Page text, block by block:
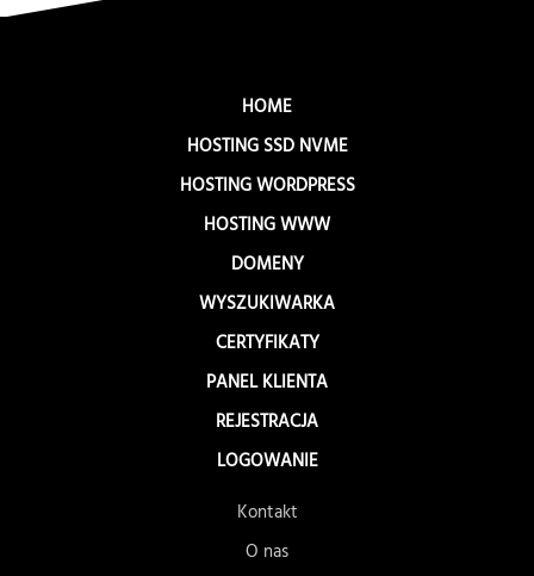
HOME
HOSTING SSD NVME
HOSTING WORDPRESS
HOSTING WWW
DOMENY
WYSZUKIWARKA
CERTYFIKATY
PANEL KLIENTA
REJESTRACJA
LOGOWANIE
Kontakt
O nas